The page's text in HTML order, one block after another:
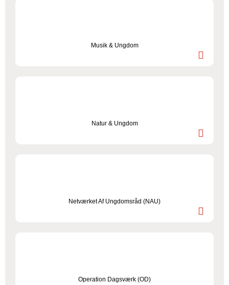
Musik & Ungdom
Natur & Ungdom
Netværket Af Ungdomsråd (NAU)
Operation Dagsværk (OD)